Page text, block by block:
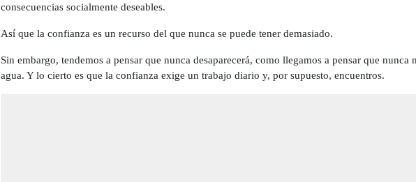
consecuencias socialmente deseables.
Así que la confianza es un recurso del que nunca se puede tener demasiado.
Sin embargo, tendemos a pensar que nunca desaparecerá, como llegamos a pensar que
agua. Y lo cierto es que la confianza exige un trabajo diario y, por supuesto, encuentros.